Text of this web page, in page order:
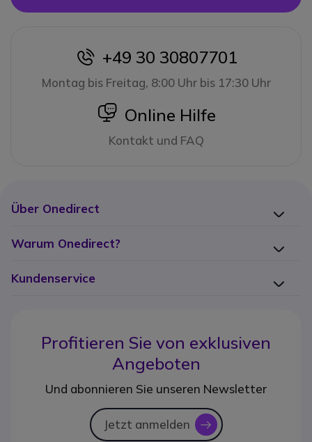
icon
+49 30 30807701
Montag bis Freitag, 8:00 Uhr bis 17:30 Uhr
icon
Online Hilfe
Kontakt und FAQ
Über Onedirect
Warum Onedirect?
Kundenservice
Profitieren Sie von exklusiven
Angeboten
Und abonnieren Sie unseren Newsletter
Jetzt anmelden icon